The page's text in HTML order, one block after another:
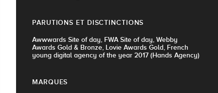
PARUTIONS ET DISCTINCTIONS
Awwwards Site of day, FWA Site of day, Webby
Awards Gold & Bronze, Lovie Awards Gold, French
young digital agency of the year 2017 (Hands Agency)
MARQUES